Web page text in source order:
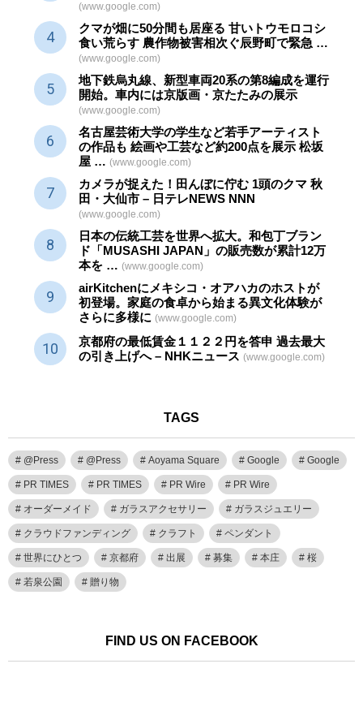
(www.google.com)
クマが畑に50分間も居座る 甘いトウモロコシ
食い荒らす 農作物被害相次ぐ辰野町で緊急 …
(www.google.com)
地下鉄烏丸線、新型車両20系の第8編成を運行
開始。車内には京版画・京たたみの展示
(www.google.com)
名古屋芸術大学の学生など若手アーティスト
の作品も 絵画や工芸など約200点を展示 松坂
屋 … (www.google.com)
カメラが捉えた！田んぼに佇む 1頭のクマ 秋
田・大仙市 – 日テレNEWS NNN
(www.google.com)
日本の伝統工芸を世界へ拡大。和包丁ブラン
ド「MUSASHI JAPAN」の販売数が累計12万
本を … (www.google.com)
airKitchenにメキシコ・オアハカのホストが
初登場。家庭の食卓から始まる異文化体験が
さらに多様に (www.google.com)
京都府の最低賃金１１２２円を答申 過去最大
の引き上げへ – NHKニュース (www.google.com)
TAGS
@Press @Press Aoyama Square Google Google
PR TIMES PR TIMES PR Wire PR Wire
オーダーメイド ガラスアクセサリー ガラスジュエリー
クラウドファンディング クラフト ペンダント
世界にひとつ 京都府 出展 募集 本庄 桜
若泉公園 贈り物
FIND US ON FACEBOOK